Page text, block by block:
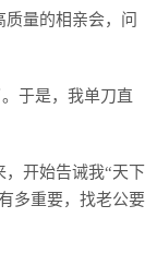
量的相亲会，问
于是，我单刀直
开始告诫我“天下
多重要，找老公要